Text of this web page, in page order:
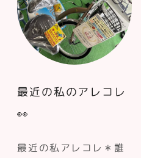
最近の私のアレコレ
👀
最近の私アレコレ＊誰